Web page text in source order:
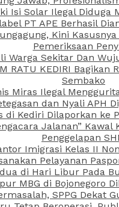
Isi Solar Ilegal Diduga
PT APE Berhasil
Kini Kasusnya
Pemeriksaan
Warga Sekitar Dan
RATU KEDIRI Bagikan
Sembako
Miras Ilegal
dan Nyali APH
di Kediri Dilaporkan ke
Jalanan” Kawal
Penggelapan
Imigrasi Kelas II
Pelayanan
di Hari Libur Pada
MBG di Bojonegoro
SPPG Dekat